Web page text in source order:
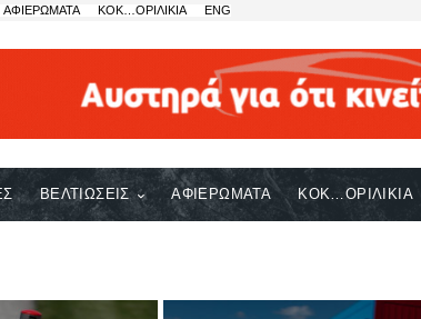
ΑΦΙΕΡΩΜΑΤΑ ΚΟΚ…ΟΡΙΛΙΚΙΑ ENG
ΒΕΛΤΙΩΣΕΙΣ ΑΦΙΕΡΩΜΑΤΑ ΚΟΚ…ΟΡΙΛΙΚΙΑ